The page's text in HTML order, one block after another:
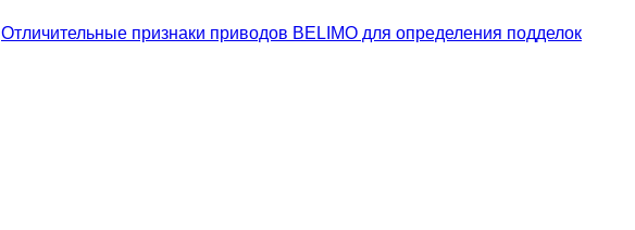
Отличительные признаки приводов BELIMO для определения подделок